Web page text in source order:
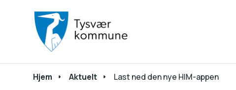
Du er her:
Hjem Aktuelt Last ned den nye HIM-appen